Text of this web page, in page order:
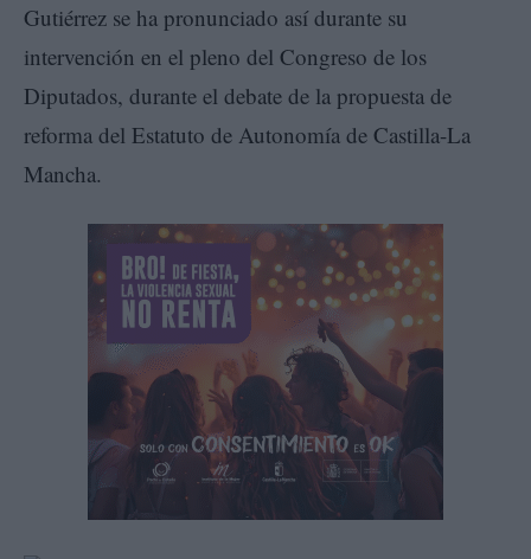
Gutiérrez se ha pronunciado así durante su
intervención en el pleno del Congreso de los
Diputados, durante el debate de la propuesta de
reforma del Estatuto de Autonomía de Castilla-La
Mancha.